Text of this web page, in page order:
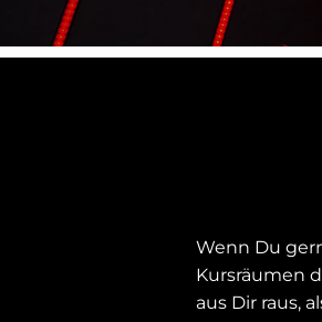
Wenn Du
Kursräumen
aus Dir raus,